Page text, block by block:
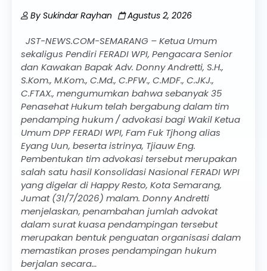
BySukindar Rayhan Agustus 2, 2026
JST-NEWS.COM-SEMARANG – Ketua Umum
sekaligus Pendiri FERADI WPI, Pengacara Senior
dan Kawakan Bapak Adv. Donny Andretti, S.H.,
S.Kom., M.Kom., C.Md., C.PFW., C.MDF., C.JKJ.,
C.FTAX., mengumumkan bahwa sebanyak 35
Penasehat Hukum telah bergabung dalam tim
pendamping hukum / advokasi bagi Wakil Ketua
Umum DPP FERADI WPI, Fam Fuk Tjhong alias
Eyang Uun, beserta istrinya, Tjiauw Eng.
Pembentukan tim advokasi tersebut merupakan
salah satu hasil Konsolidasi Nasional FERADI WPI
yang digelar di Happy Resto, Kota Semarang,
Jumat (31/7/2026) malam. Donny Andretti
menjelaskan, penambahan jumlah advokat
dalam surat kuasa pendampingan tersebut
merupakan bentuk penguatan organisasi dalam
memastikan proses pendampingan hukum
berjalan secara…